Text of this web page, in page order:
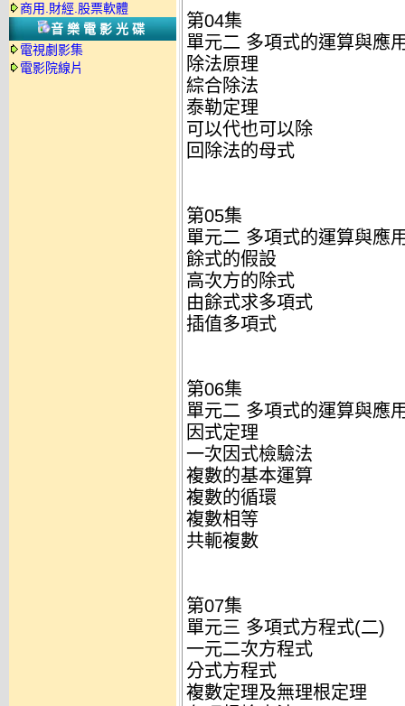
商用.財經.股票軟體
音樂電影光碟
電視劇影集
電影院線片
第04集
單元二 多項式的運算與應
除法原理
綜合除法
泰勒定理
可以代也可以除
回除法的母式
第05集
單元二 多項式的運算與應
餘式的假設
高次方的除式
由餘式求多項式
插值多項式
第06集
單元二 多項式的運算與應
因式定理
一次因式檢驗法
複數的基本運算
複數的循環
複數相等
共軛複數
第07集
單元三 多項式方程式(二)
一元二次方程式
分式方程式
複數定理及無理根定理